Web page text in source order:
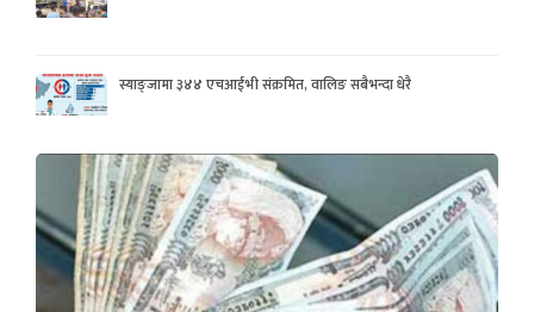
स्याङ्जामा ३४४ एचआईभी संक्रमित, वालिङ सबैभन्दा धेरै